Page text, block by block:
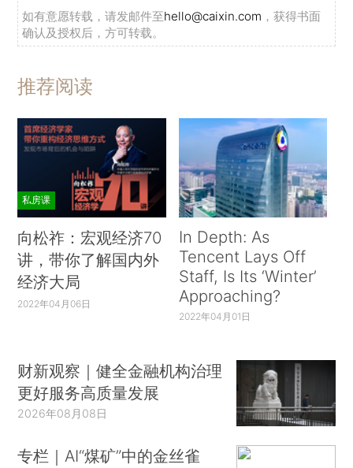
如有意愿转载，请发邮件至hello@caixin.com ，获得书面
确认及授权后，方可转载。
推荐阅读
私房课
向松祚：宏观经济70
讲，带你了解国内外
经济大局
2022年04月06日
In Depth: As
Tencent Lays Off
Staff, Is Its ‘Winter’
Approaching?
2022年04月01日
财新观察｜健全金融机构治理
更好服务高质量发展
2026年08月08日
专栏｜AI“煤矿”中的金丝雀